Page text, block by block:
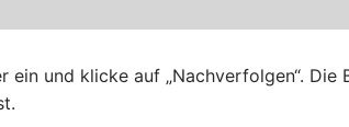
und klicke auf „Nachverfolgen“. Die